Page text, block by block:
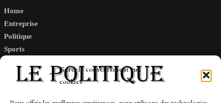
Gérer le consentement aux
cookies
Home
Entreprise
Politique
Sports